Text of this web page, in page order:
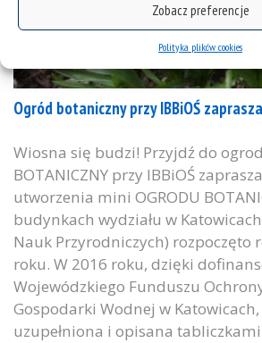
Zobacz preferencje
Polityka plików cookies
Ogród botaniczny przy IBBiOŚ
Wiosna się budzi! Przyjdź do
BOTANICZNY przy IBBiOŚ
utworzenia mini OGRODU
budynkach wydziału w
Nauk Przyrodniczych) rozpoczęto
roku. W 2016 roku, dzięki
Wojewódzkiego Funduszu
Gospodarki Wodnej w Katowicach,
uzupełniona i opisana